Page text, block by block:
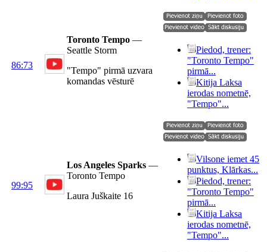
86:73
Toronto Tempo —
Seattle Storm
"Tempo" pirmā uzvara
komandas vēsturē
Piedod, trener:
"Toronto Tempo"
pirmā...
Kitija Laksa
ierodas nometnē,
"Tempo"...
99:95
Los Angeles Sparks —
Toronto Tempo
Laura Juškaite 16
Vilsone iemet 45
punktus, Klārkas...
Piedod, trener:
"Toronto Tempo"
pirmā...
Kitija Laksa
ierodas nometnē,
"Tempo"...